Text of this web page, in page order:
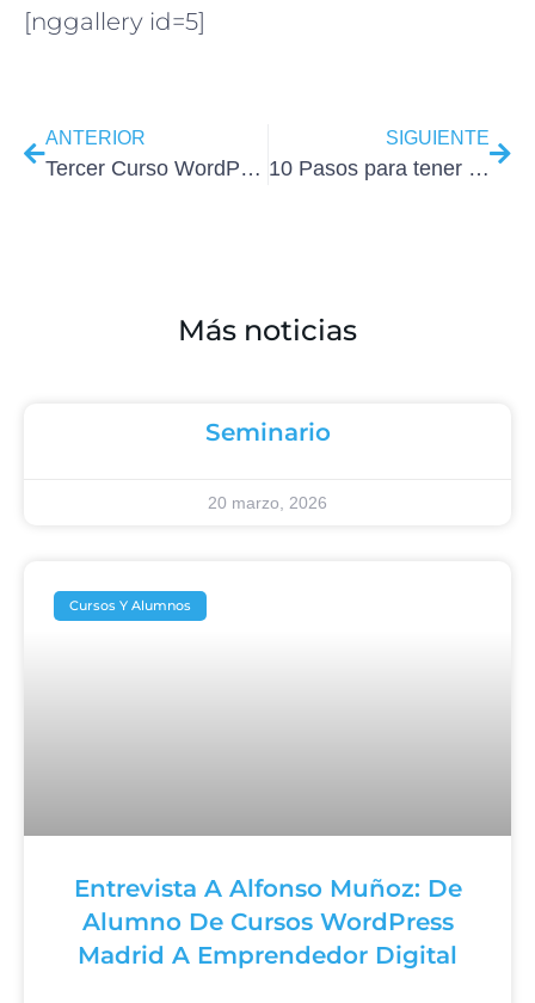
[nggallery id=5]
ANTERIOR
Tercer Curso WordPress Madrid 2013
SIGUIENTE
10 Pasos para tener WordPress en hosting
Más noticias
Seminario
20 marzo, 2026
Cursos Y Alumnos
Entrevista A Alfonso Muñoz: De
Alumno De Cursos WordPress
Madrid A Emprendedor Digital